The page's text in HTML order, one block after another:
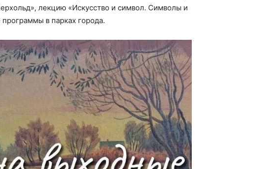
лекцию «Искусство и символ. Символы и
в парках города.